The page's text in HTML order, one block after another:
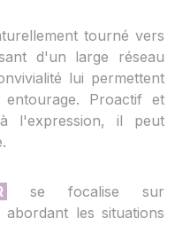
tourné vers
d'un large réseau
lui permettent
Proactif et
l'expression, il peut
se focalise sur
abordant les situations